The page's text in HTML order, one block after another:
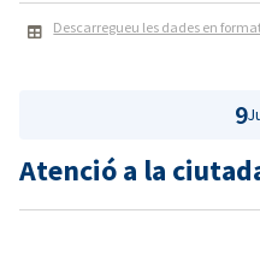
Descarregueu les dades en
9
Atenció a la